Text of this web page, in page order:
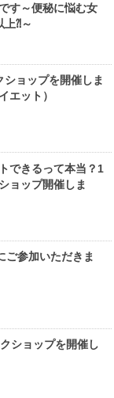
す～便秘に悩む女
上⁈～
ショップを開催しま
エット）
できるって本当？1
ョップ開催しま
ご参加いただきま
ショップを開催し